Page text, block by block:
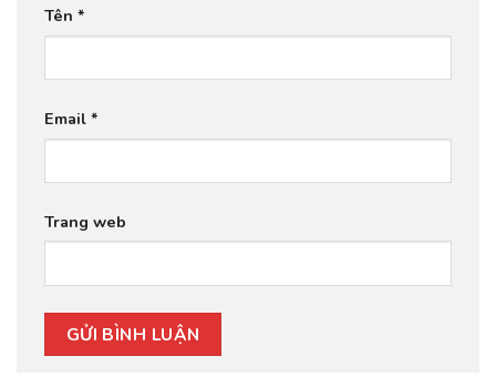
Tên *
Email *
Trang web